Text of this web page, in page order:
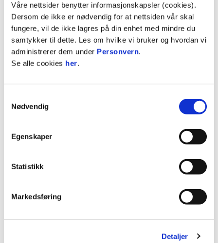
Våre nettsider benytter informasjonskapsler (cookies).
Dersom de ikke er nødvendig for at nettsiden vår skal
fungere, vil de ikke lagres på din enhet med mindre du
samtykker til dette. Les om hvilke vi bruker og hvordan vi
administrerer dem under Personvern.
Se alle cookies her.
Nødvendig
Egenskaper
Statistikk
Markedsføring
Detaljer
kjærlighet til klokker har vi bygget oss opp som et
av Norges mest anerkjente uavhengige
verksteder. Hos dem møter du fagfolk som
brenner for det de gjør - enten du trenger trenger
en enkel batteribytting eller komplett en komplett
overhaling av et mekanisk mesterverk.